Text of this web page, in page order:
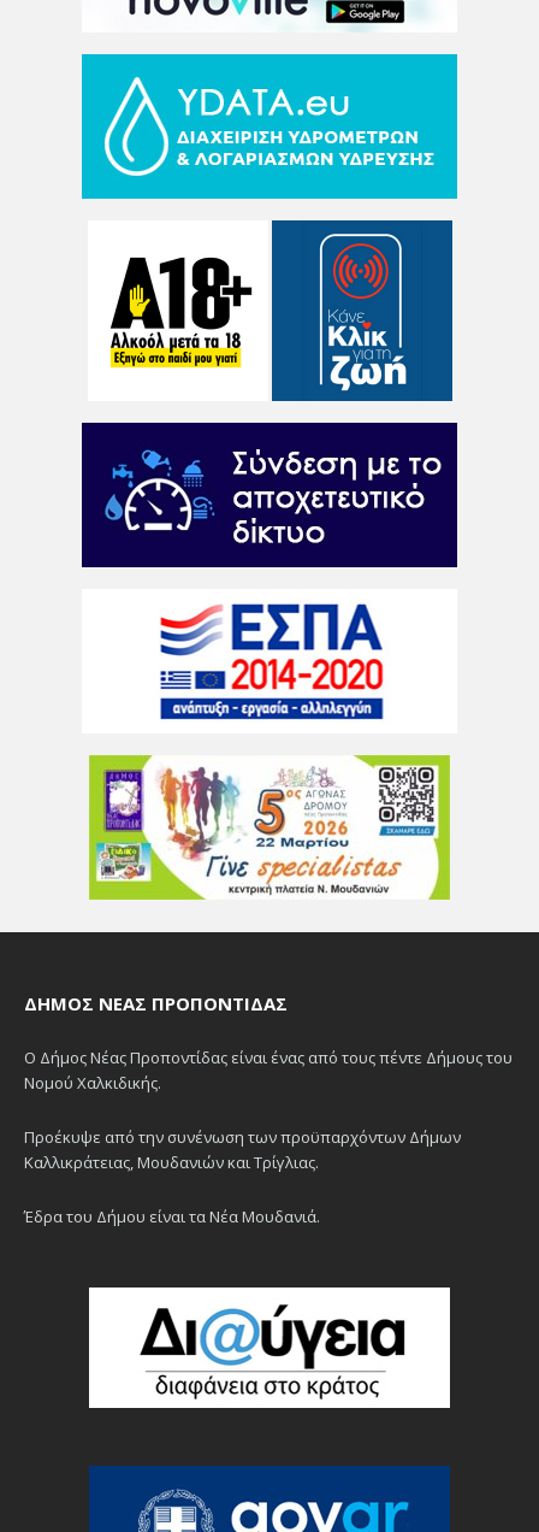
ΔΉΜΟΣ ΝΈΑΣ ΠΡΟΠΟΝΤΊΔΑΣ
Ο Δήμος Νέας Προποντίδας είναι ένας από τους πέντε Δήμους του
Νομού Χαλκιδικής.
Προέκυψε από την συνένωση των προϋπαρχόντων Δήμων
Καλλικράτειας, Μουδανιών και Τρίγλιας.
Έδρα του Δήμου είναι τα Νέα Μουδανιά.